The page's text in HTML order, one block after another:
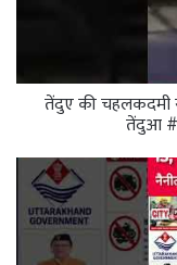
तेंदुए की चहलकदमी
तेंदुआ